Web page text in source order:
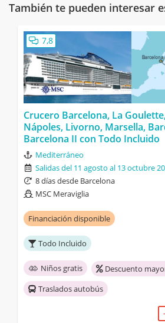
También te pueden interesar
7,8
Crucero Barcelona, La
Nápoles, Livorno, Marsella,
Barcelona II con Todo Incluido
Mediterráneo
Salidas del 11 agosto al 13 octubre
8 días desde Barcelona
MSC Meraviglia
Financiación disponible
Todo Incluido
Niños gratis
Descuento
Traslados autobús